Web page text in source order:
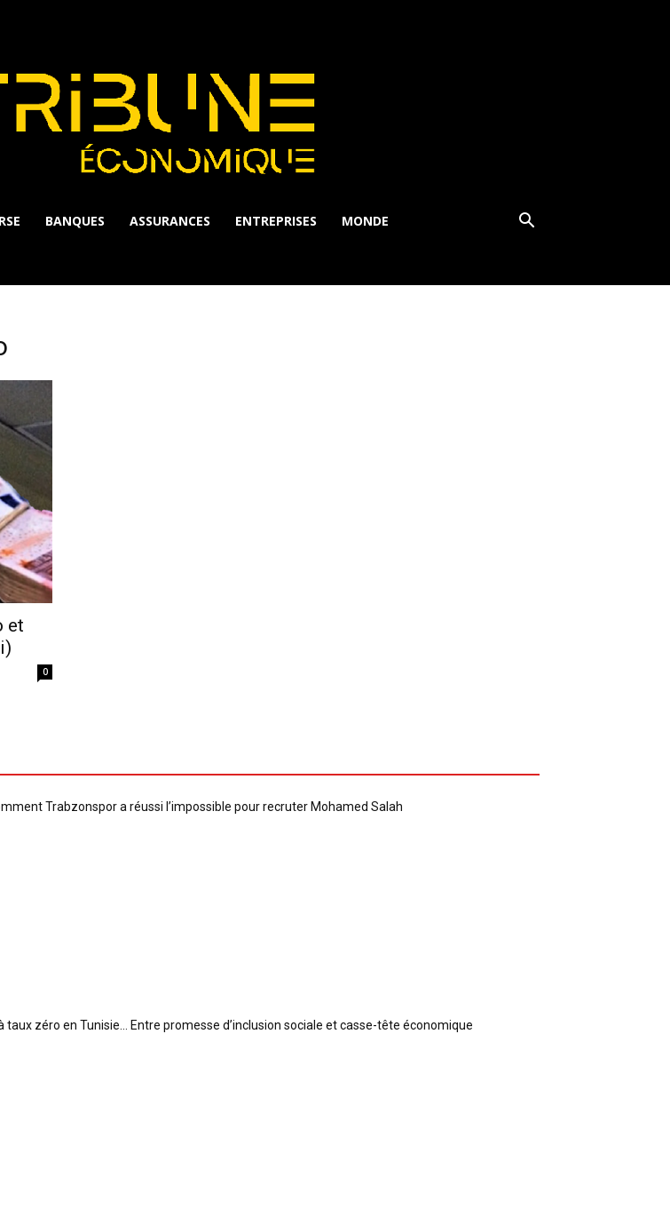
BANQUES ASSURANCES ENTREPRISES MONDE
et
0
Trabzonspor a réussi l’impossible pour recruter Mohamed Salah
taux zéro en Tunisie… Entre promesse d’inclusion sociale et casse-tête économique